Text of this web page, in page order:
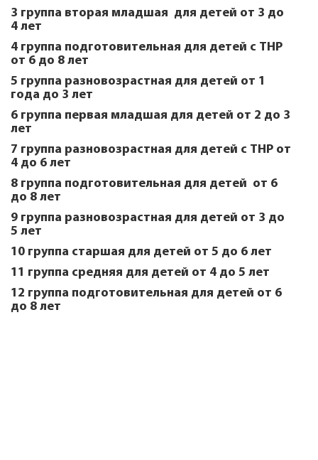
3 группа вторая младшая для детей от 3 до
4 лет
4 группа подготовительная для детей с ТНР
от 6 до 8 лет
5 группа разновозрастная для детей от 1
года до 3 лет
6 группа первая младшая для детей от 2 до 3
лет
7 группа разновозрастная для детей с ТНР от
4 до 6 лет
8 группа подготовительная для детей от 6
до 8 лет
9 группа разновозрастная для детей от 3 до
5 лет
10 группа старшая для детей от 5 до 6 лет
11 группа средняя для детей от 4 до 5 лет
12 группа подготовительная для детей от 6
до 8 лет